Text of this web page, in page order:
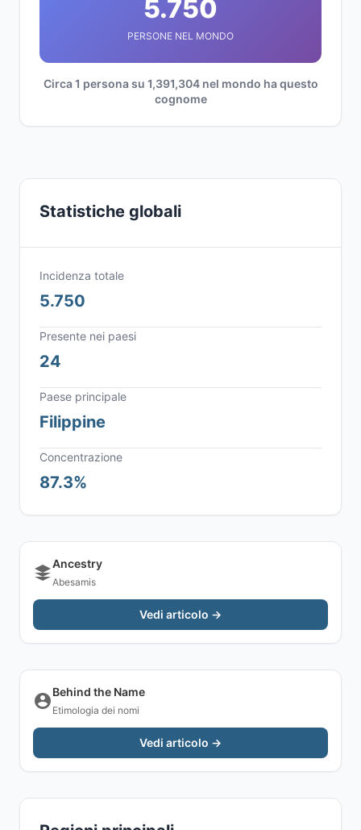
5.750
PERSONE NEL MONDO
Circa 1 persona su 1,391,304 nel mondo ha questo
cognome
Statistiche globali
Incidenza totale
5.750
Presente nei paesi
24
Paese principale
Filippine
Concentrazione
87.3%
Ancestry
Abesamis
Vedi articolo →
Behind the Name
Etimologia dei nomi
Vedi articolo →